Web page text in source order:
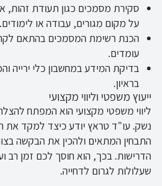
סקירת מסמכים כגון תעודת זהות,
על מקום מגורים, עבודה או לימודים.
הכנת רשימת המסמכים בהתאם
עומדים.
בדיקת המידע במחשבון כלי ירייה
בראיון.
ייעוץ משפטי וליווי מקצועי
ליווי משפטי מקצועי הוא המפתח
נשק. עו"ד טראץ יודע כיצד למקד את
התבחין המתאים ולהכין את הבקשה
הדרישות. בכך, הוא חוסך לכם זמן רב
שעלולות לגרום לדחייה.